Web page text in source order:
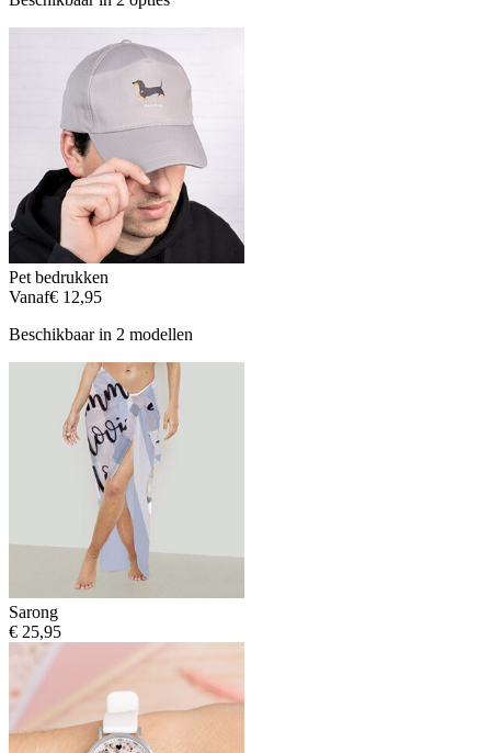
Pet bedrukken
Vanaf€ 12,95
Beschikbaar in 2 modellen
Sarong
€ 25,95